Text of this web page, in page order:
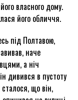
власного дому.
його обличчя.
під Полтавою,
наче
а ніч
дивився в пустоту
що він,